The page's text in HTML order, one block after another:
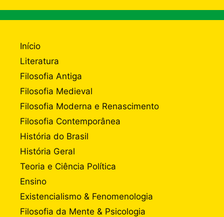
Início
Literatura
Filosofia Antiga
Filosofia Medieval
Filosofia Moderna e Renascimento
Filosofia Contemporânea
História do Brasil
História Geral
Teoria e Ciência Política
Ensino
Existencialismo & Fenomenologia
Filosofia da Mente & Psicologia